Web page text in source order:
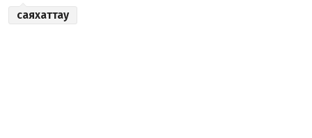
саяхаттау